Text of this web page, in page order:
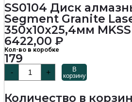
SS0104 Диск
Segment Granite
350х10х25,4мм MKSS
6422,00 ₽
Кол-во в коробке
179
-
Количество
товара
SS0104
алмазный
+
В
корзину
Количество в